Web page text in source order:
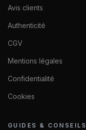
Avis clients
Authenticité
CGV
Mentions légales
Confidentialité
Cookies
GUIDES & CONSEILS